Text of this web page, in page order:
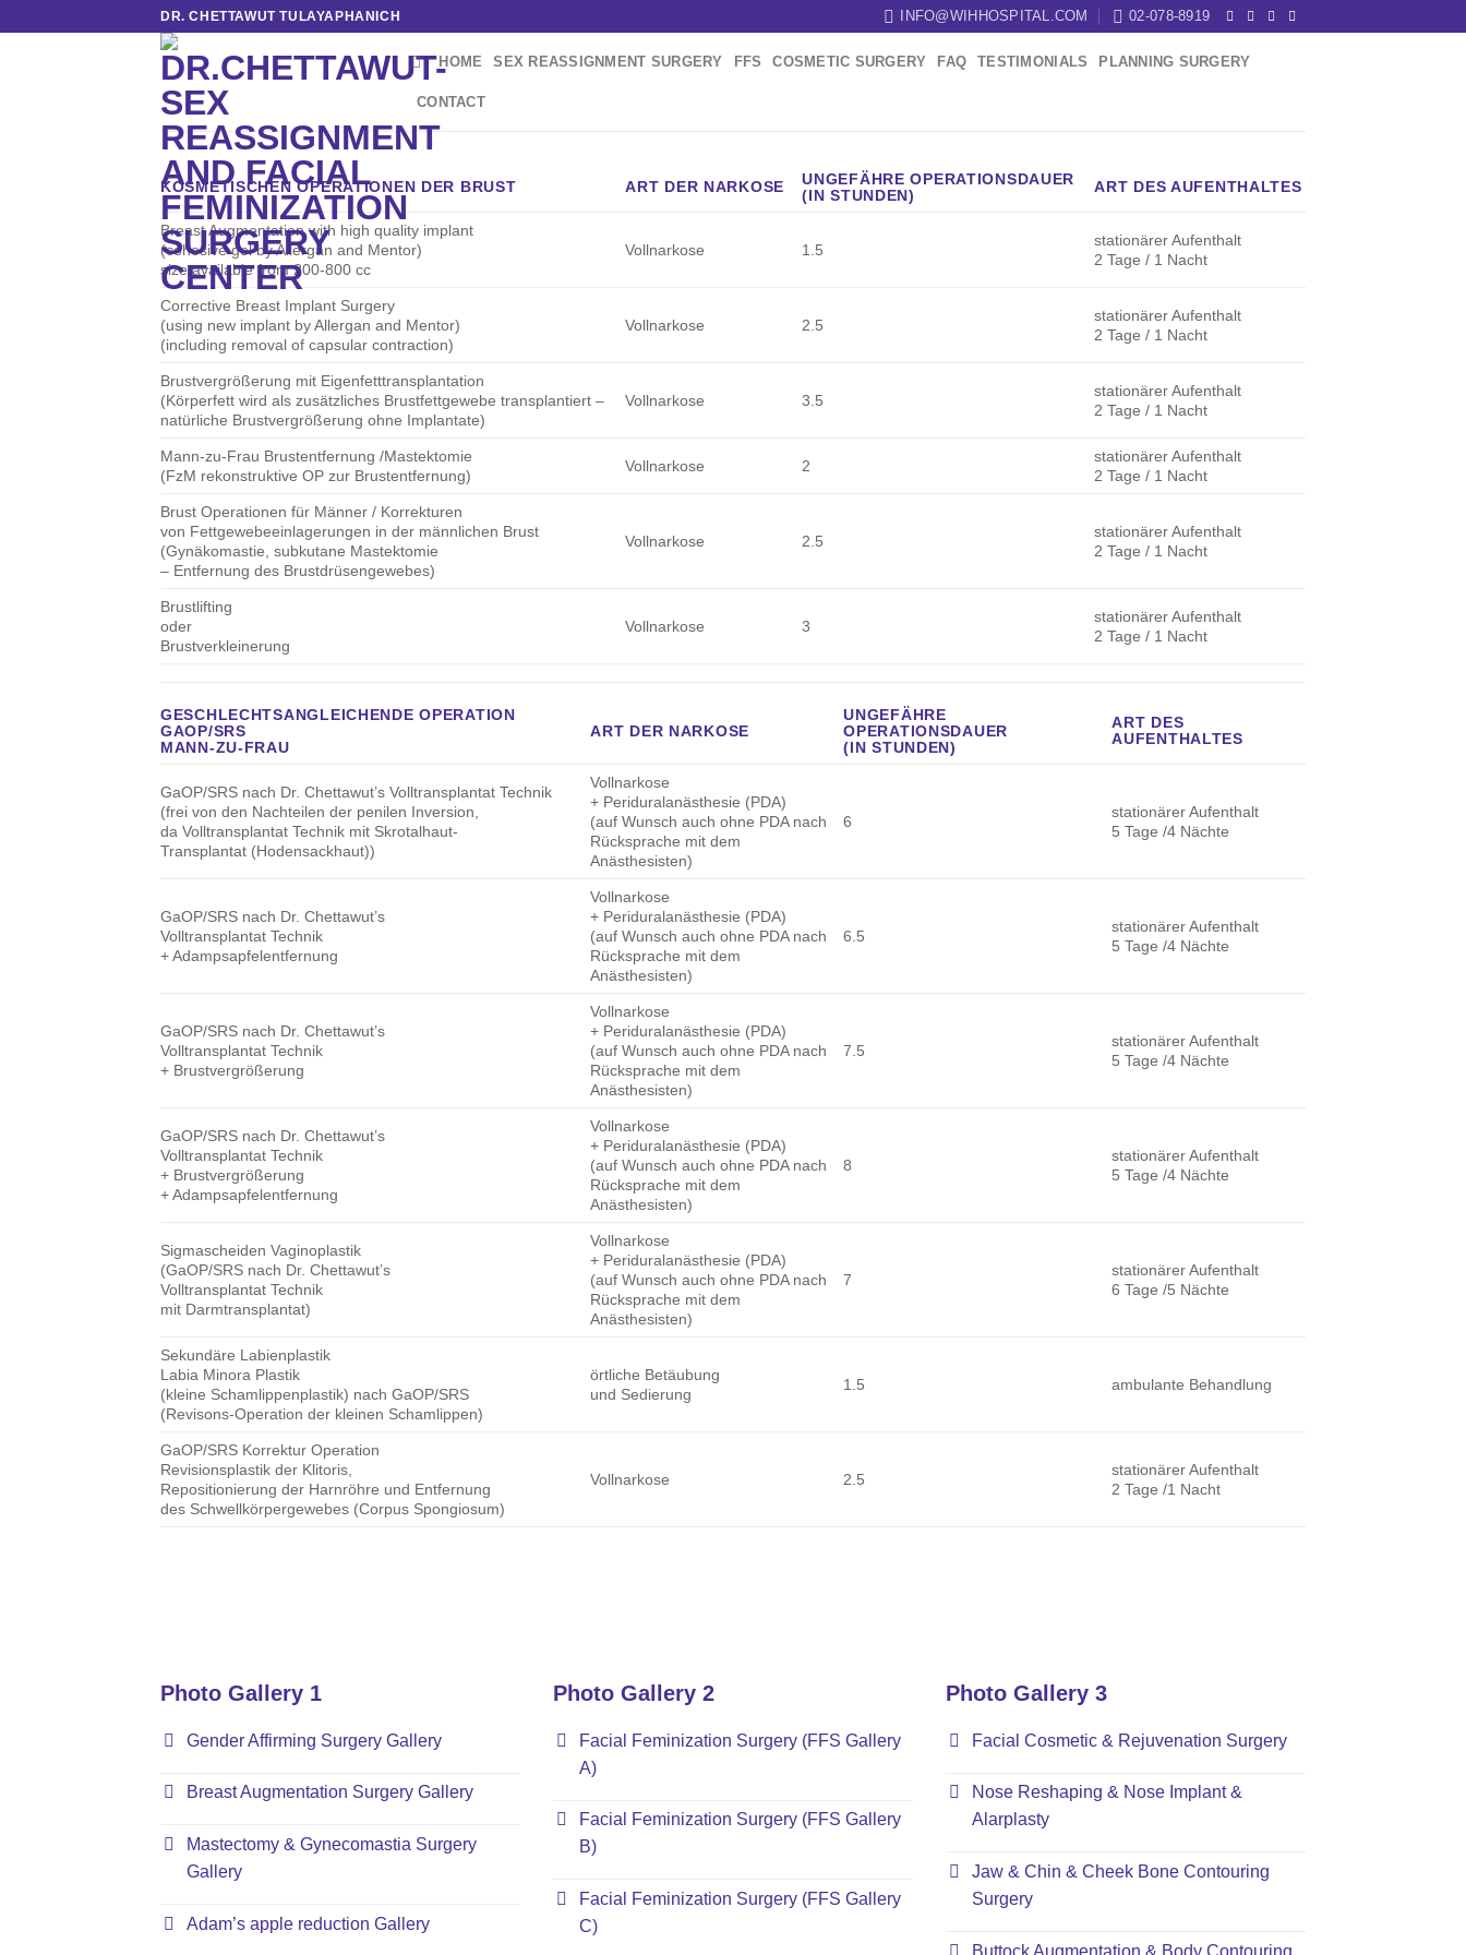
DR. CHETTAWUT TULAYAPHANICH INFO@WIHHOSPITAL.COM 02-078-8919
HOME SEX REASSIGNMENT SURGERY FFS COSMETIC SURGERY FAQ TESTIMONIALS PLANNING SURGERY
CONTACT
KOSMETISCHEN OPERATIONEN DER BRUST ART DER NARKOSE
UNGEFÄHRE OPERATIONSDAUER
(IN STUNDEN)
ART DES AUFENTHALTES
Breast Augmentation with high quality implant
(cohesive gel by Allergan and Mentor)
size available from 200-800 cc
Vollnarkose 1.5
stationärer Aufenthalt
2 Tage / 1 Nacht
Corrective Breast Implant Surgery
(using new implant by Allergan and Mentor)
(including removal of capsular contraction)
Vollnarkose 2.5
stationärer Aufenthalt
2 Tage / 1 Nacht
Brustvergrößerung mit Eigenfetttransplantation
(Körperfett wird als zusätzliches Brustfettgewebe transplantiert –
natürliche Brustvergrößerung ohne Implantate)
Vollnarkose 3.5
stationärer Aufenthalt
2 Tage / 1 Nacht
Mann-zu-Frau Brustentfernung /Mastektomie
(FzM rekonstruktive OP zur Brustentfernung)
Vollnarkose 2
stationärer Aufenthalt
2 Tage / 1 Nacht
Brust Operationen für Männer / Korrekturen
von Fettgewebeeinlagerungen in der männlichen Brust
(Gynäkomastie, subkutane Mastektomie
– Entfernung des Brustdrüsengewebes)
Vollnarkose 2.5
stationärer Aufenthalt
2 Tage / 1 Nacht
Brustlifting
oder
Brustverkleinerung
Vollnarkose 3
stationärer Aufenthalt
2 Tage / 1 Nacht
GESCHLECHTSANGLEICHENDE OPERATION
GAOP/SRS
MANN-ZU-FRAU
ART DER NARKOSE
UNGEFÄHRE
OPERATIONSDAUER
(IN STUNDEN)
ART DES
AUFENTHALTES
GaOP/SRS nach Dr. Chettawut’s Volltransplantat Technik
(frei von den Nachteilen der penilen Inversion,
da Volltransplantat Technik mit Skrotalhaut-
Transplantat (Hodensackhaut))
Vollnarkose
+ Periduralanästhesie (PDA)
(auf Wunsch auch ohne PDA nach
Rücksprache mit dem
Anästhesisten)
6
stationärer Aufenthalt
5 Tage /4 Nächte
GaOP/SRS nach Dr. Chettawut’s
Volltransplantat Technik
+ Adampsapfelentfernung
Vollnarkose
+ Periduralanästhesie (PDA)
(auf Wunsch auch ohne PDA nach
Rücksprache mit dem
Anästhesisten)
6.5
stationärer Aufenthalt
5 Tage /4 Nächte
GaOP/SRS nach Dr. Chettawut’s
Volltransplantat Technik
+ Brustvergrößerung
Vollnarkose
+ Periduralanästhesie (PDA)
(auf Wunsch auch ohne PDA nach
Rücksprache mit dem
Anästhesisten)
7.5
stationärer Aufenthalt
5 Tage /4 Nächte
GaOP/SRS nach Dr. Chettawut’s
Volltransplantat Technik
+ Brustvergrößerung
+ Adampsapfelentfernung
Vollnarkose
+ Periduralanästhesie (PDA)
(auf Wunsch auch ohne PDA nach
Rücksprache mit dem
Anästhesisten)
8
stationärer Aufenthalt
5 Tage /4 Nächte
Sigmascheiden Vaginoplastik
(GaOP/SRS nach Dr. Chettawut’s
Volltransplantat Technik
mit Darmtransplantat)
Vollnarkose
+ Periduralanästhesie (PDA)
(auf Wunsch auch ohne PDA nach
Rücksprache mit dem
Anästhesisten)
7
stationärer Aufenthalt
6 Tage /5 Nächte
Sekundäre Labienplastik
Labia Minora Plastik
(kleine Schamlippenplastik) nach GaOP/SRS
(Revisons-Operation der kleinen Schamlippen)
örtliche Betäubung
und Sedierung
1.5 ambulante Behandlung
GaOP/SRS Korrektur Operation
Revisionsplastik der Klitoris,
Repositionierung der Harnröhre und Entfernung
des Schwellkörpergewebes (Corpus Spongiosum)
Vollnarkose 2.5
stationärer Aufenthalt
2 Tage /1 Nacht
Photo Gallery 1
Gender Affirming Surgery Gallery
Breast Augmentation Surgery Gallery
Mastectomy & Gynecomastia Surgery
Gallery
Adam’s apple reduction Gallery
Photo Gallery 2
Facial Feminization Surgery (FFS Gallery
A)
Facial Feminization Surgery (FFS Gallery
B)
Facial Feminization Surgery (FFS Gallery
C)
Photo Gallery 3
Facial Cosmetic & Rejuvenation Surgery
Nose Reshaping & Nose Implant &
Alarplasty
Jaw & Chin & Cheek Bone Contouring
Surgery
Buttock Augmentation & Body Contouring